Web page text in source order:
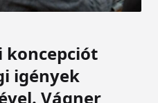
koncepciót
igények
Vágner